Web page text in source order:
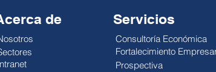
de Servicios
Consultoría Económica
Fortalecimiento
Prospectiva